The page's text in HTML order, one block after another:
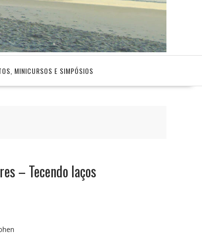
MINICURSOS E SIMPÓSIOS
– Tecendo laços